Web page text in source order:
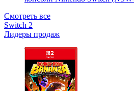
Смотреть все
Switch 2
Лидеры продаж